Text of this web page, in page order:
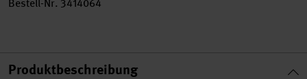
Bestell-Nr. 3414064
Produktbeschreibung